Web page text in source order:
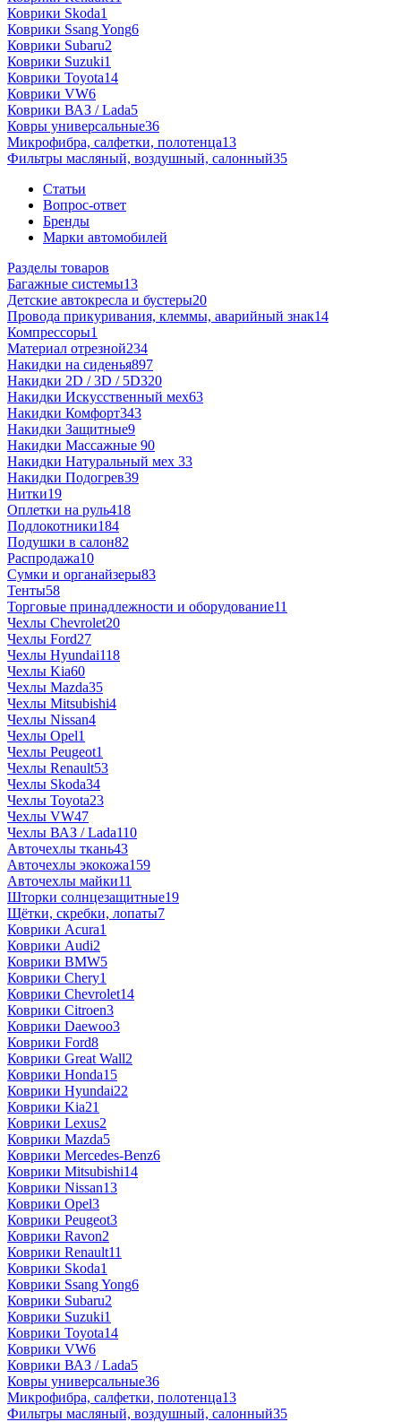
Коврики Skoda1
Коврики Ssang Yong6
Коврики Subaru2
Коврики Suzuki1
Коврики Toyota14
Коврики VW6
Коврики ВАЗ / Lada5
Ковры универсальные36
Микрофибра, салфетки, полотенца13
Фильтры масляный, воздушный, салонный35
Статьи
Вопрос-ответ
Бренды
Марки автомобилей
Разделы товаров
Багажные системы13
Детские автокресла и бустеры20
Провода прикуривания, клеммы, аварийный знак14
Компрессоры1
Материал отрезной234
Накидки на сиденья897
Накидки 2D / 3D / 5D320
Накидки Искусственный мех63
Накидки Комфорт343
Накидки Защитные9
Накидки Массажные 90
Накидки Натуральный мех 33
Накидки Подогрев39
Нитки19
Оплетки на руль418
Подлокотники184
Подушки в салон82
Распродажа10
Сумки и органайзеры83
Тенты58
Торговые принадлежности и оборудование11
Чехлы Chevrolet20
Чехлы Ford27
Чехлы Hyundai118
Чехлы Kia60
Чехлы Mazda35
Чехлы Mitsubishi4
Чехлы Nissan4
Чехлы Opel1
Чехлы Peugeot1
Чехлы Renault53
Чехлы Skoda34
Чехлы Toyota23
Чехлы VW47
Чехлы ВАЗ / Lada110
Авточехлы ткань43
Авточехлы экокожа159
Авточехлы майки11
Шторки солнцезащитные19
Щётки, скребки, лопаты7
Коврики Acura1
Коврики Audi2
Коврики BMW5
Коврики Chery1
Коврики Chevrolet14
Коврики Citroen3
Коврики Daewoo3
Коврики Ford8
Коврики Great Wall2
Коврики Honda15
Коврики Hyundai22
Коврики Kia21
Коврики Lexus2
Коврики Mazda5
Коврики Mercedes-Benz6
Коврики Mitsubishi14
Коврики Nissan13
Коврики Opel3
Коврики Peugeot3
Коврики Ravon2
Коврики Renault11
Коврики Skoda1
Коврики Ssang Yong6
Коврики Subaru2
Коврики Suzuki1
Коврики Toyota14
Коврики VW6
Коврики ВАЗ / Lada5
Ковры универсальные36
Микрофибра, салфетки, полотенца13
Фильтры масляный, воздушный, салонный35